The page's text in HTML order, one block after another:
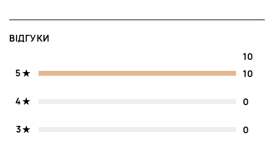
ВІДГУКИ
10
5
10
4 0
3 0